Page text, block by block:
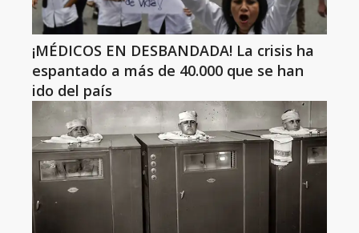
¡MÉDICOS EN DESBANDADA! La crisis ha
espantado a más de 40.000 que se han
ido del país